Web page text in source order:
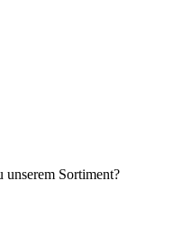
unserem Sortiment?